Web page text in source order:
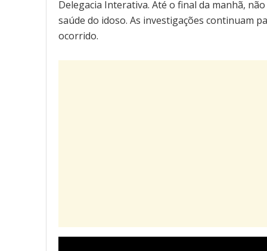
Delegacia Interativa. Até o final da manhã,
saúde do idoso. As investigações continuam
ocorrido.